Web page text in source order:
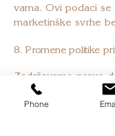
vama. Ovi podaci
marketinške svrhe
8. Promene politike
Zadržavamo pravo
vremena na vreme
izmene će biti
Phone